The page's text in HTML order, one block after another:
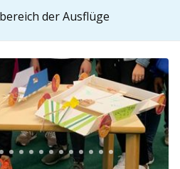
der Ausflüge